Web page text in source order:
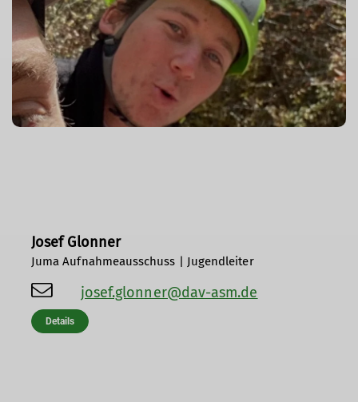
Josef Glonner
Juma Aufnahmeausschuss | Jugendleiter
josef.glonner@dav-asm.de
Details